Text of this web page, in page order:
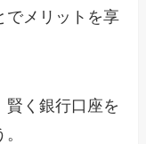
でメリットを享
賢く銀行口座を